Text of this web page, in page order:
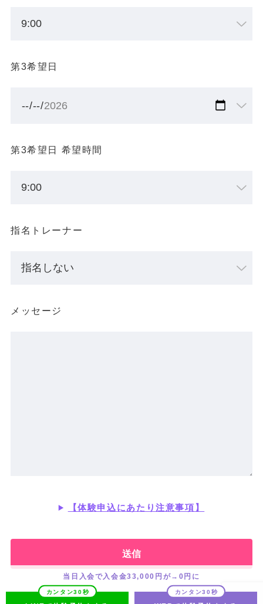
第3希望日
第3希望日 希望時間
指名トレーナー
メッセージ
【体験申込にあたり注意事項】
当日入会で入会金33,000円が→0円に